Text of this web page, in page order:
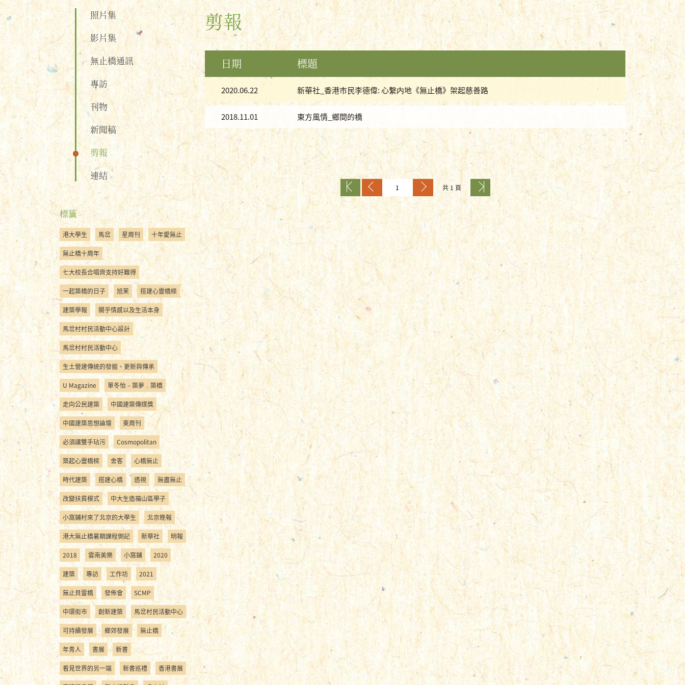
照片集
影片集
無止橋通訊
專訪
刊物
新聞稿
剪報
連結
標籤
港大學生 馬岔 星周刊 十年愛無止
無止橋十周年
七大校長合唱齊支持好難得
一起築橋的日子 旭茉 搭建心靈橋樑
建築學報 關乎情感以及生活本身
馬岔村村民活動中心設計
馬岔村村民活動中心
生土營建傳統的發掘、更新與傳承
U Magazine 單冬怡 – 築夢．築橋
走向公民建築 中國建築傳媒獎
中國建築思想論壇 東周刊
必須讓雙手玷污 Cosmopolitan
築起心靈橋樑 舍客 心橋無止
時代建築 搭建心橋 透視 無盡無止
改變扶貧模式 中大生造福山區學子
小窩鋪村來了北京的大學生 北京晚報
港大無止橋暑期課程側記 新華社 明報
2018 雲南美樂 小窩鋪 2020
建築 專訪 工作坊 2021
無止貝雷橋 發佈會 SCMP
中環街市 創新建築 馬岔村民活動中心
可持續發展 鄉郊發展 無止橋
年青人 書展 新書
看見世界的另一端 新書巡禮 香港書展
剪報
日期 標題
2020.06.22 新華社_香港市民李德偉: 心繫内地《無止橋》架起慈善路
2018.11.01 東方風情_鄉間的橋
共 1 頁